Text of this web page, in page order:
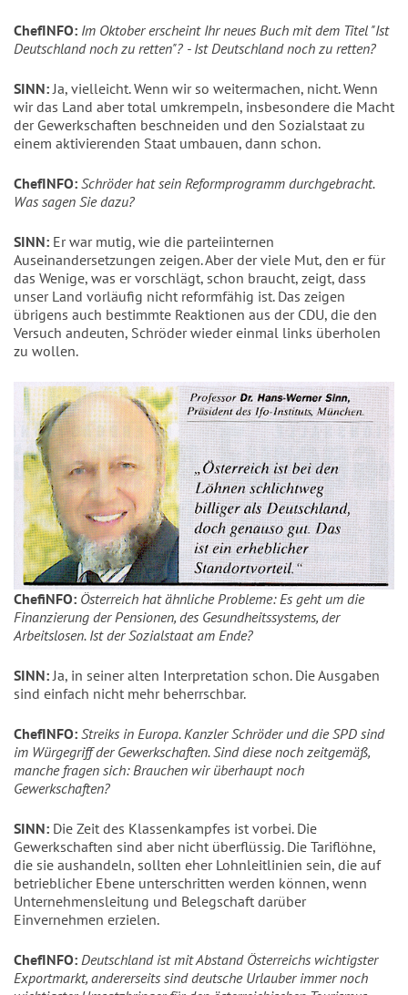
ChefINFO: Im Oktober erscheint Ihr neues Buch mit dem Titel "Ist
Deutschland noch zu retten"? - Ist Deutschland noch zu retten?
SINN:Ja, vielleicht. Wenn wir so weitermachen, nicht. Wenn
wir das Land aber total umkrempeln, insbesondere die Macht
der Gewerkschaften beschneiden und den Sozialstaat zu
einem aktivierenden Staat umbauen, dann schon.
ChefINFO: Schröder hat sein Reformprogramm durchgebracht.
Was sagen Sie dazu?
SINN: Er war mutig, wie die parteiinternen
Auseinandersetzungen zeigen. Aber der viele Mut, den er für
das Wenige, was er vorschlägt, schon braucht, zeigt, dass
unser Land vorläufig nicht reformfähig ist. Das zeigen
übrigens auch bestimmte Reaktionen aus der CDU, die den
Versuch andeuten, Schröder wieder einmal links überholen
zu wollen.
ChefiNFO: Österreich hat ähnliche Probleme: Es geht um die
Finanzierung der Pensionen, des Gesundheitssystems, der
Arbeitslosen. Ist der Sozialstaat am Ende?
SINN: Ja, in seiner alten Interpretation schon. Die Ausgaben
sind einfach nicht mehr beherrschbar.
ChefINFO: Streiks in Europa. Kanzler Schröder und die SPD sind
im Würgegriff der Gewerkschaften. Sind diese noch zeitgemäß,
manche fragen sich: Brauchen wir überhaupt noch
Gewerkschaften?
SINN: Die Zeit des Klassenkampfes ist vorbei. Die
Gewerkschaften sind aber nicht überflüssig. Die Tariflöhne,
die sie aushandeln, sollten eher Lohnleitlinien sein, die auf
betrieblicher Ebene unterschritten werden können, wenn
Unternehmensleitung und Belegschaft darüber
Einvernehmen erzielen.
ChefINFO: Deutschland ist mit Abstand Österreichs wichtigster
Exportmarkt, andererseits sind deutsche Urlauber immer noch